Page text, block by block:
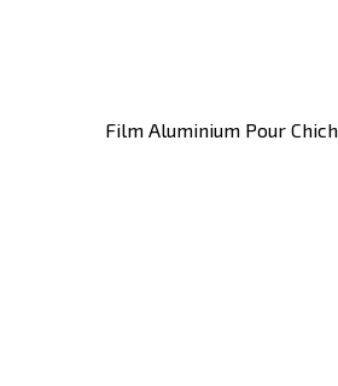
Film Aluminium Pour